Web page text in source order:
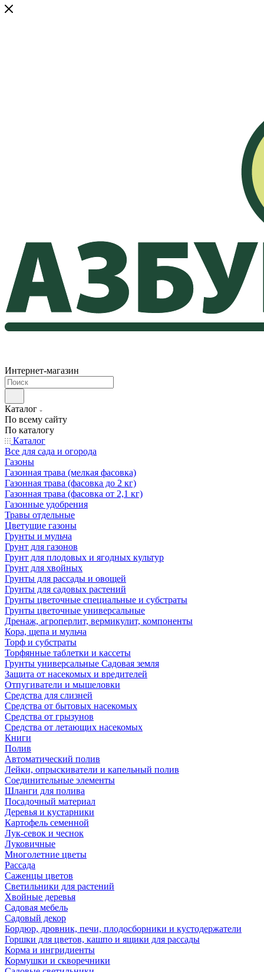
Интернет-магазин
Каталог
По всему сайту
По каталогу
Каталог
Все для сада и огорода
Газоны
Газонная трава (мелкая фасовка)
Газонная трава (фасовка до 2 кг)
Газонная трава (фасовка от 2,1 кг)
Газонные удобрения
Травы отдельные
Цветущие газоны
Грунты и мульча
Грунт для газонов
Грунт для плодовых и ягодных культур
Грунт для хвойных
Грунты для рассады и овощей
Грунты для садовых растений
Грунты цветочные специальные и субстраты
Грунты цветочные универсальные
Дренаж, агроперлит, вермикулит, компоненты
Кора, щепа и мульча
Торф и субстраты
Торфянные таблетки и кассеты
Грунты универсальные Садовая земля
Защита от насекомых и вредителей
Отпугиватели и мышеловки
Средства для слизней
Средства от бытовых насекомых
Средства от грызунов
Средства от летающих насекомых
Книги
Полив
Автоматический полив
Лейки, опрыскиватели и капельный полив
Соединительные элементы
Шланги для полива
Посадочный материал
Деревья и кустарники
Картофель семенной
Лук-севок и чеснок
Луковичные
Многолетние цветы
Рассада
Саженцы цветов
Светильники для растений
Хвойные деревья
Садовая мебель
Садовый декор
Бордюр, дровник, печи, плодосборники и кустодержатели
Горшки для цветов, кашпо и ящики для рассады
Корма и ингридиенты
Кормушки и скворечники